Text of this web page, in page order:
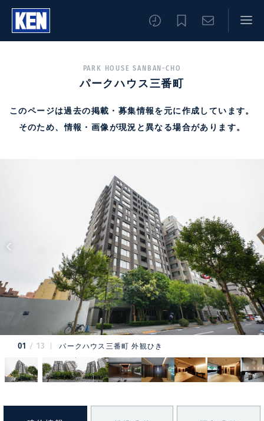
PARK HOUSE SANBAN-CHO
パークハウス三番町
このページは過去の掲載・募集情報を元に作成しています。
そのため、情報・画像が現況と異なる場合があります。
01 13 パークハウス三番町 外観ひき